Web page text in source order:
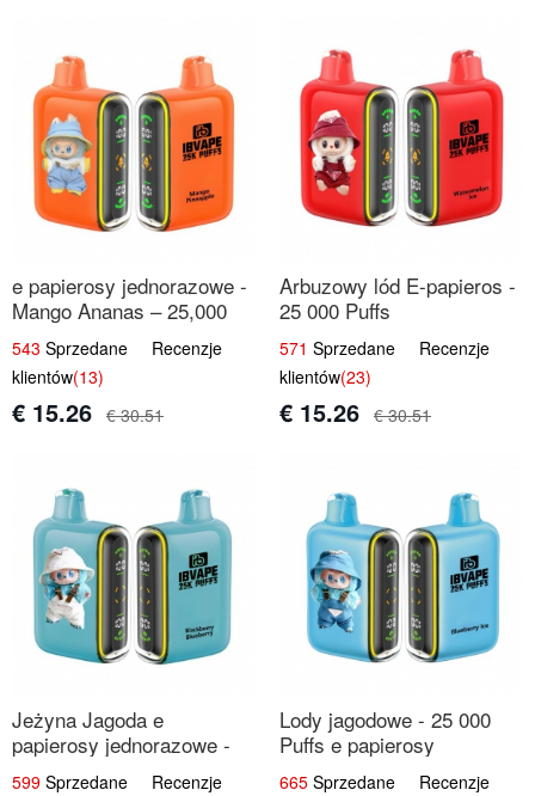
e papierosy jednorazowe -
Mango Ananas – 25,000
Puffs
543 Sprzedane Recenzje
klientów(13)
€ 15.26 € 30.51
Arbuzowy lód E-papieros -
25 000 Puffs
571 Sprzedane Recenzje
klientów(23)
€ 15.26 € 30.51
Jeżyna Jagoda e
papierosy jednorazowe -
25 000 Puffs
599 Sprzedane Recenzje
Lody jagodowe - 25 000
Puffs e papierosy
jednorazowe
665 Sprzedane Recenzje